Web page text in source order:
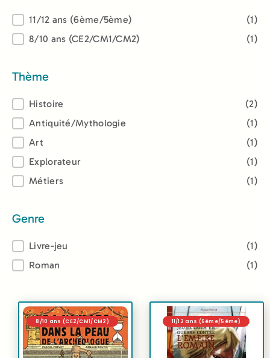
Âge11/12 ans (6ème/5ème)
(1)
8/10 ans (CE2/CM1/CM2)
(1)
Thème
Thème
Histoire
(2)
Antiquité/Mythologie
(1)
Art
(1)
Explorateur
(1)
Métiers
(1)
Genre
GenreLivre-jeu
(1)
Roman
(1)
8/10 ans (CE2/CM1/CM2) 11/12 ans (6ème/5ème)